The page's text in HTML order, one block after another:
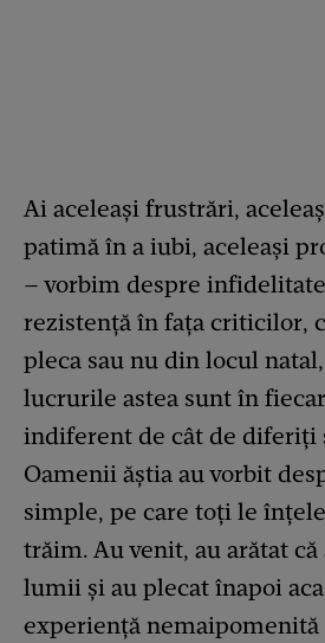
Ai aceleaşi frustrări,
patimă în a iubi, aceleaşi
– vorbim despre
rezistență în fața criticilor,
pleca sau nu din locul
lucrurile astea sunt în
indiferent de cât de diferiți
Oamenii ăştia au vorbit
simple, pe care toți le
trăim. Au venit, au arătat
lumii şi au plecat înapoi
experiență nemaipomenită